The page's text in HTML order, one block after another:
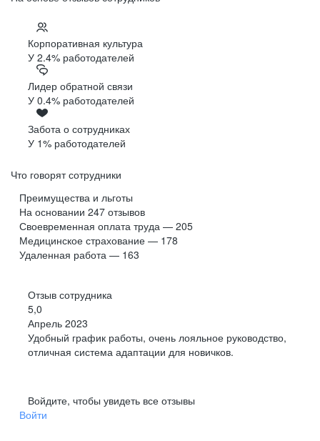
Корпоративная культура
У 2.4% работодателей
Лидер обратной связи
У 0.4% работодателей
Забота о сотрудниках
У 1% работодателей
Что говорят сотрудники
Преимущества и льготы
На основании 247 отзывов
Своевременная оплата труда — 205
Медицинское страхование — 178
Удаленная работа — 163
Отзыв сотрудника
5,0
Апрель 2023
Удобный график работы, очень лояльное руководство,
отличная система адаптации для новичков.
Войдите, чтобы увидеть все отзывы
Войти